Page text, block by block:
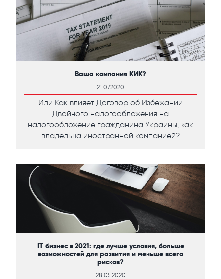
Ваша компания КИК?
21.07.2020
Или Как влияет Договор об Избежании
Двойного налогообложения на
налогообложение гражданина Украины, как
владельца иностранной компанией?
IT бизнес в 2021: где лучше условия, больше
возможностей для развития и меньше всего
рисков?
28.05.2020